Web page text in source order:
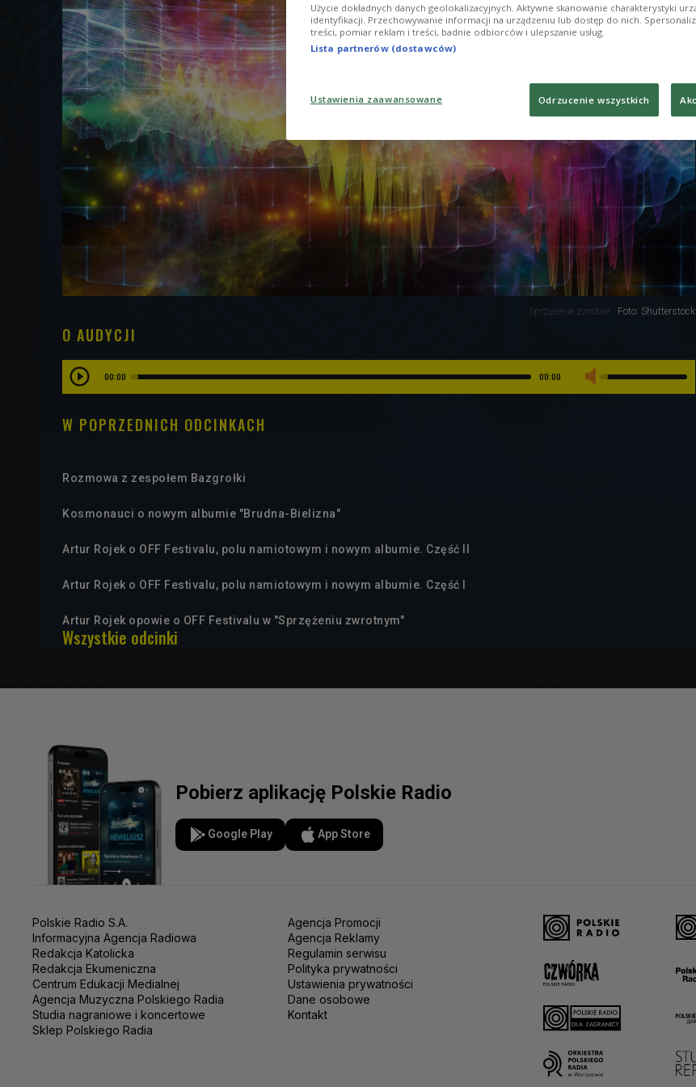
Sprzężenie zwrotne Foto: Shutterstock
O AUDYCJI
00:00 00:00
W POPRZEDNICH ODCINKACH
Rozmowa z zespołem Bazgrołki
Kosmonauci o nowym albumie "Brudna-Bielizna"
Artur Rojek o OFF Festivalu, polu namiotowym i nowym albumie. Część II
Artur Rojek o OFF Festivalu, polu namiotowym i nowym albumie. Część I
Artur Rojek opowie o OFF Festivalu w "Sprzężeniu zwrotnym"
Wszystkie odcinki
Pobierz aplikację Polskie Radio
Google Play App Store
Polskie Radio S.A.
Informacyjna Agencja Radiowa
Redakcja Katolicka
Redakcja Ekumeniczna
Centrum Edukacji Medialnej
Agencja Muzyczna Polskiego Radia
Studia nagraniowe i koncertowe
Sklep Polskiego Radia
Agencja Promocji
Agencja Reklamy
Regulamin serwisu
Polityka prywatności
Ustawienia prywatności
Dane osobowe
Kontakt
Użycie dokładnych danych geolokalizacyjnych. Aktywne skanowanie charakterystyki
identyfikacji. Przechowywanie informacji na urządzeniu lub dostęp do nich.
treści, pomiar reklam i treści, badnie odbiorców i ulepszanie usług.
Lista partnerów (dostawców)
Ustawienia zaawansowane Odrzucenie wszystkich